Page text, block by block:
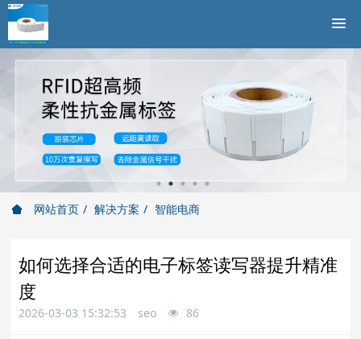
网站首页 解决方案 智能电商
如何选择合适的电子标签读写器提升精准
度
2026-03-03 15:32:53 seo 86